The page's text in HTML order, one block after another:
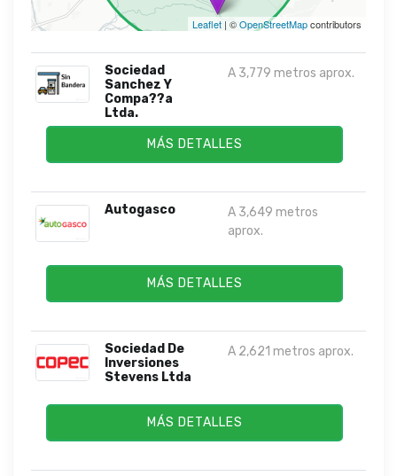
Leaflet | ©OpenStreetMapcontributors
Sociedad
Sanchez Y
Compa??a
Ltda.
A 3,779 metros aprox.
MÁS DETALLES
Autogasco
A 3,649 metros
aprox.
MÁS DETALLES
Sociedad De
Inversiones
Stevens Ltda
A 2,621 metros aprox.
MÁS DETALLES